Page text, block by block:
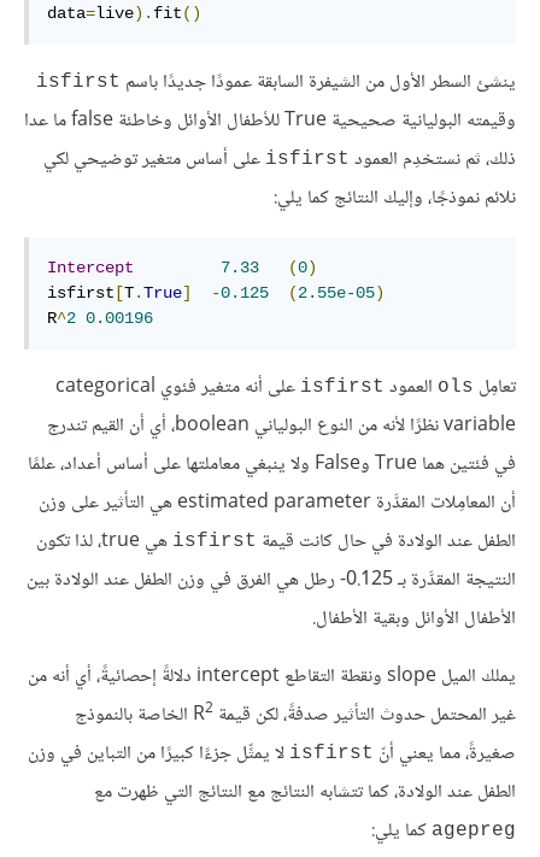
data=live). fit()
ينشئ السطر الأول من الشيفرة السابقة عمودًا جديدًا باسم isfirst
وقيمته البوليانية صحيحية True للأطفال الأوائل وخاطئة false ما عدا
ذلك، ثم نستخدِم العمود isfirst على أساس متغير توضيحي لكي
نلائم نموذجًا، وإليك النتائج كما يلي:
Intercept 7.33 (0)
isfirst [T.True] -0.125 (2.55e-05)
R^2 0.00196
تعامِل ols العمود isfirst
على أنه متغير فئوي categorical
variable نظرًا لأنه من النوع البولياني boolean، أي أن القيم تندرج
في فئتين هما True وFalse ولا ينبغي معاملتها على أساس أعداد، علمًا
أن المعامِلات المقدَّرة estimated parameter هي التأثير على وزن
الطفل عند الولادة في حال كانت قيمة isfirst
هي true، لذا تكون
النتيجة المقدَّرة بـ ‎-0.125‎‎ رطل هي الفرق في وزن الطفل عند الولادة بين
الأطفال الأوائل وبقية الأطفال.
يملك الميل slope ونقطة التقاطع intercept دلالةً إحصائيةً، أي أنه من
غير المحتمل حدوث التأثير صدفةً، لكن قيمة R 2
‎ الخاصة بالنموذج
صغيرةً، مما يعني أنّ isfirst لا يمثِّل جزءًا كبيرًا من التباين في وزن
الطفل عند الولادة، كما تتشابه النتائج مع النتائج التي ظهرت مع
agepreg كما يلي: